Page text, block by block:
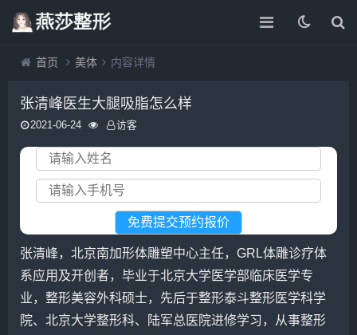
首页 美体 内容详情
张清峰医生大腿吸脂怎么样
2021-06-24 访客
张清峰，北京南加形体雕塑中心主任，GRL体雕诊疗体
系应用及开创者，毕业于北京大学医学部临床医学专
业，整形美容外科硕士，先后于整形泰斗整形医学科学
院、北京大学整形科、陆军总医院进修学习，从事整形